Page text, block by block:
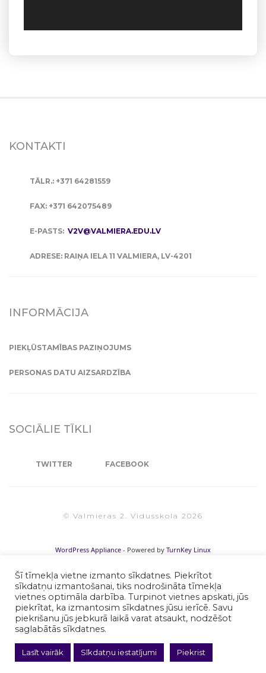
KONTAKTI
TĀLR.: +371 64281559
FAX: +371 642075489
E-PASTS: V2V@VALMIERA.EDU.LV
ADRESE: RAIŅA IELA 11 VALMIERA, LV-4201
INFORMĀCIJA
PIEKĻŪSTAMĪBAS PAZIŅOJUMS
PERSONAS DATU AIZSARDZĪBA
SOCIĀLIE TĪKLI
TWITTER FACEBOOK
© Valmieras 2. Vidusskola 2026
Šī tīmekļa vietne izmanto sīkdatnes. Piekrītot
sīkdatņu izmantošanai, tiks nodrošināta tīmekļa
vietnes optimāla darbība. Turpinot vietnes apskati, jūs
piekrītat, ka izmantosim sīkdatnes jūsu ierīcē. Savu
piekrišanu jūs jebkurā laikā varat atsaukt, nodzēšot
saglabātās sīkdatnes.
Lasīt vairāk Sīkdatņu iestatījumi Piekrist
WordPress Appliance - Powered by TurnKey Linux